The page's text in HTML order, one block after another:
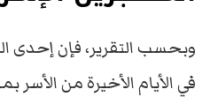
وبحسب التقرير، فإن إحدى
في الأيام الأخيرة من